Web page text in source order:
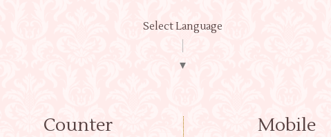
Select Language
▼
Counter Mobile